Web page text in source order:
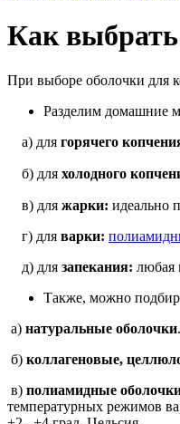
Как
При выборе оболочки для
Разделим домашние
а) для горячего
б) для холодного
в) для жарки: идеально
г) для варки:
д) для запекания: любая
Также, можно
а) натуральные оболочки
б) коллагеновые,
в) полиамидные
температурных режимов